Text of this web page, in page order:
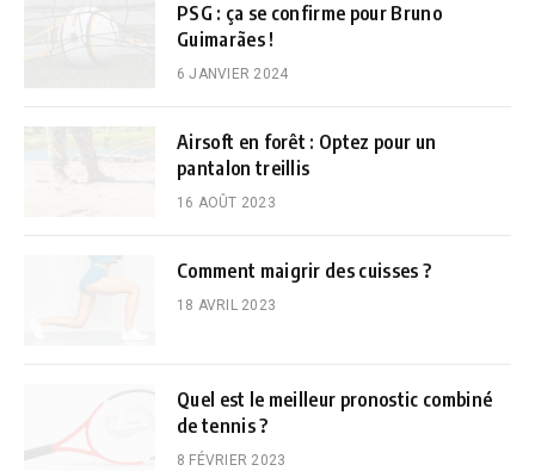
PSG : ça se confirme pour Bruno
Guimarães !
6 JANVIER 2024
Airsoft en forêt : Optez pour un
pantalon treillis
16 AOÛT 2023
Comment maigrir des cuisses ?
18 AVRIL 2023
Quel est le meilleur pronostic combiné
de tennis ?
8 FÉVRIER 2023